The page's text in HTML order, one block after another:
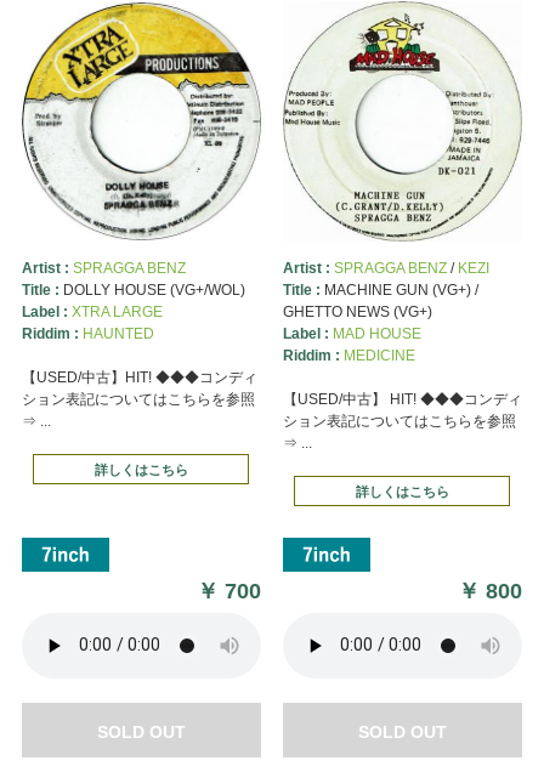
Artist : SPRAGGA BENZ
Title : DOLLY HOUSE (VG+/WOL)
Label : XTRA LARGE
Riddim : HAUNTED
【USED/中古】HIT! ◆◆◆コンディ
ション表記についてはこちらを参照
⇒ ...
詳しくはこちら
￥700
SOLD OUT
Artist : SPRAGGA BENZ/ KEZI
Title : MACHINE GUN (VG+) /
GHETTO NEWS (VG+)
Label : MAD HOUSE
Riddim : MEDICINE
【USED/中古】 HIT! ◆◆◆コンディ
ション表記についてはこちらを参照
⇒ ...
詳しくはこちら
￥800
SOLD OUT